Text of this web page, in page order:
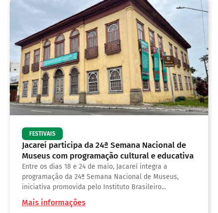
FESTIVAIS
Jacareí participa da 24ª Semana Nacional de
Museus com programação cultural e educativa
Entre os dias 18 e 24 de maio, Jacareí integra a
programação da 24ª Semana Nacional de Museus,
iniciativa promovida pelo Instituto Brasileiro...
Mais informações